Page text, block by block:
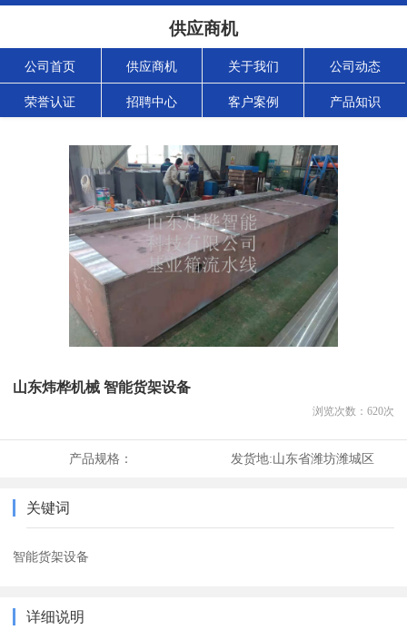
供应商机
公司首页 供应商机 关于我们 公司动态
荣誉认证 招聘中心 客户案例 产品知识
山东炜桦机械 智能货架设备
浏览次数： 620次
产品规格： 发货地:山东省潍坊潍城区
关键词
智能货架设备
详细说明